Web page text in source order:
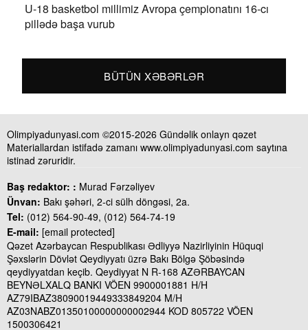
U-18 basketbol millimiz Avropa çempionatını 16-cı
pillədə başa vurub
BÜTÜN XƏBƏRLƏR
Olimpiyadunyasi.com ©2015-2026 Gündəlik onlayn qəzet
Materiallardan istifadə zamanı www.olimpiyadunyasi.com saytına
istinad zəruridir.
Baş redaktor: : Murad Fərzəliyev
Ünvan: Bakı şəhəri, 2-ci sülh döngəsi, 2a.
Tel: (012) 564-90-49, (012) 564-74-19
E-mail: [email protected]
Qəzet Azərbaycan Respublikası Ədliyyə Nazirliyinin Hüquqi
Şəxslərin Dövlət Qeydiyyatı üzrə Bakı Bölgə Şöbəsində
qeydiyyatdan keçib. Qeydiyyat N R-168 AZƏRBAYCAN
BEYNƏLXALQ BANKI VÖEN 9900001881 H/H
AZ79IBAZ38090019449333849204 M/H
AZ03NABZ01350100000000002944 KOD 805722 VÖEN
1500306421